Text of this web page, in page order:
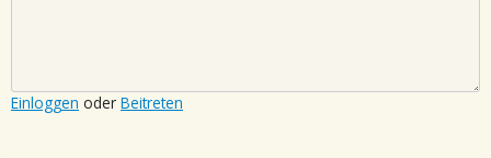
Einloggen oder Beitreten